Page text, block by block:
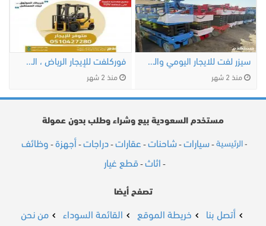
سيزر لفت للايجار اليومي والشهري
منذ 2 شهر
فوركلفت للإيجار الرياض ، الدمام، جدة، تبوك …
منذ 2 شهر
مستخدم السعودية بيع وشراء وطلب بدون عمولة
- الرئيسية - سيارات - شاحنات - عقارات - دراجات - أجهزة - وظائف
- اثاث -قطع غيار
تصفح أيضا
أتصل بنا خريطة الموقع القائمة السوداء من نحن